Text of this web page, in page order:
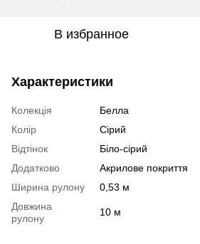
В избранное
Характеристики
Колекція
Белла
Колір
Сірий
Відтінок
Біло-сірий
Додатково
Акрилове покриття
Ширина рулону
0,53 м
Довжина
рулону
10 м